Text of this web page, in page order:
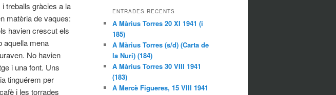
treballs gràcies a la
matèria de vaques:
havien crescut els
aquella mena
No havien
i una font. Uns
tinguérem per
i les torrades
ENTRADES RECENTS
A Màrius Torres 20 XI 1941 (i
185)
A Màrius Torres (s/d) (Carta de
la Nuri) (184)
A Màrius Torres 30 VIII 1941
(183)
A Mercè Figueres, 15 VIII 1941